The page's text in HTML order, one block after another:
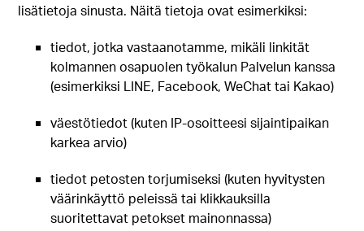
lisätietoja sinusta. Näitä tietoja ovat esimerkiksi:
tiedot, jotka vastaanotamme, mikäli linkität
kolmannen osapuolen työkalun Palvelun kanssa
(esimerkiksi LINE, Facebook, WeChat tai Kakao)
väestötiedot (kuten IP-osoitteesi sijaintipaikan
karkea arvio)
tiedot petosten torjumiseksi (kuten hyvitysten
väärinkäyttö peleissä tai klikkauksilla
suoritettavat petokset mainonnassa)